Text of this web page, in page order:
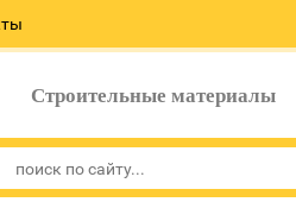
Строительные материалы